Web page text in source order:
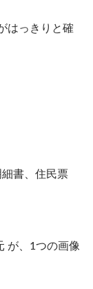
はっきりと確
書、住民票
が、1つの画像